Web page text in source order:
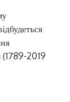
(1789-2019
подорож